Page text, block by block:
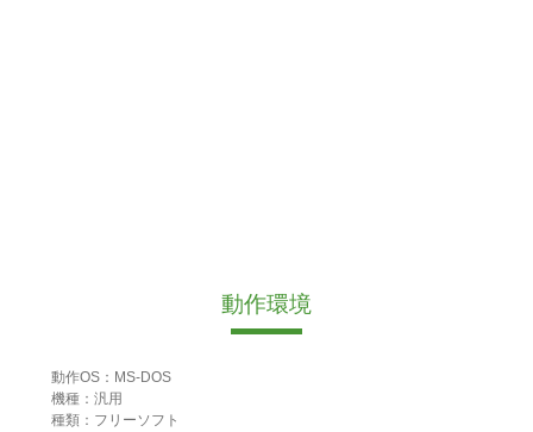
動作環境
動作OS：MS-DOS
機種：汎用
種類：フリーソフト